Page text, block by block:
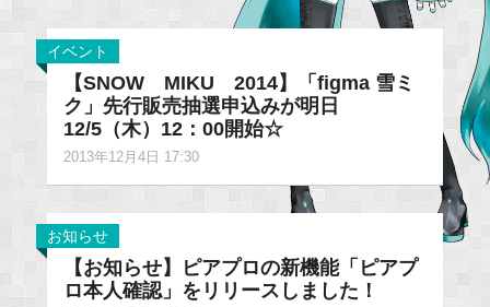
イベント
【SNOW MIKU 2014】「figma 雪ミ
ク」先行販売抽選申込みが明日
12/5（木）12：00開始☆
2013年12月4日 17:30
お知らせ
【お知らせ】ピアプロの新機能「ピアプ
ロ本人確認」をリリースしました！